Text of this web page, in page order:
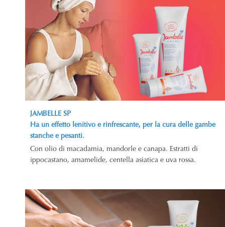
JAMBELLE SP
Ha un effetto lenitivo e rinfrescante, per la cura delle gambe
stanche e pesanti.
Con olio di macadamia, mandorle e canapa. Estratti di
ippocastano, amamelide, centella asiatica e uva rossa.